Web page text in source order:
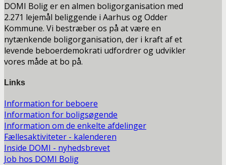
DOMI Bolig er en almen boligorganisation med
2.271 lejemål beliggende i Aarhus og Odder
Kommune. Vi bestræber os på at være en
nytænkende boligorganisation, der i kraft af et
levende beboerdemokrati udfordrer og udvikler
vores måde at bo på.
Links
Information for beboere
Information for boligsøgende
Information om de enkelte afdelinger
Fællesaktiviteter - kalenderen
Inside DOMI - nyhedsbrevet
Job hos DOMI Bolig